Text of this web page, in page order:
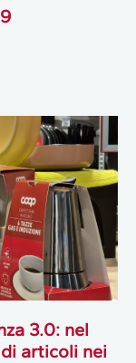
3.0: nel
articoli nei